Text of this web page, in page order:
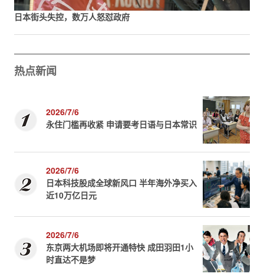
日本街头失控，数万人怒怼政府
热点新闻
2026/7/6
永住门槛再收紧 申请要考日语与日本常识
2026/7/6
日本科技股成全球新风口 半年海外净买入
近10万亿日元
2026/7/6
东京两大机场即将开通特快 成田羽田1小
时直达不是梦